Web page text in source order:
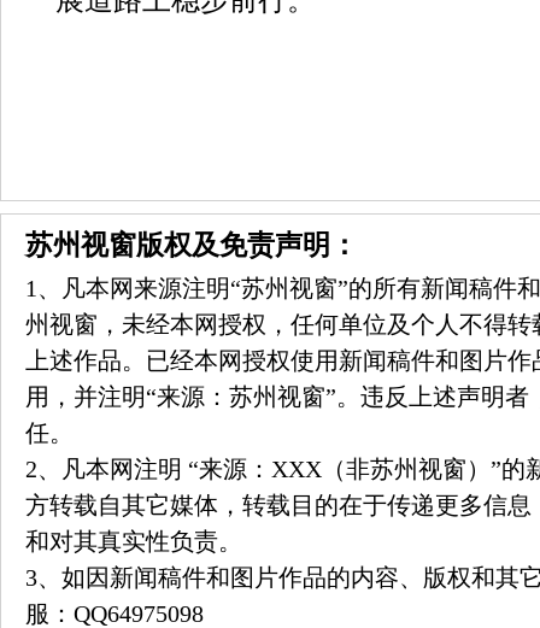
苏州视窗版权及免责声明：
1、凡本网来源注明“苏州视窗”的所有新闻稿件
州视窗，未经本网授权，任何单位及个人不得
上述作品。已经本网授权使用新闻稿件和图片
用，并注明“来源：苏州视窗”。违反上述声明
任。
2、凡本网注明 “来源：XXX（非苏州视窗）”的
方转载自其它媒体，转载目的在于传递更多信
和对其真实性负责。
3、如因新闻稿件和图片作品的内容、版权和其
服： QQ64975098